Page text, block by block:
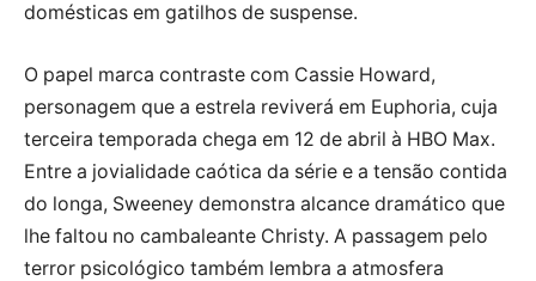
domésticas em gatilhos de suspense.
O papel marca contraste com Cassie Howard,
personagem que a estrela reviverá em Euphoria, cuja
terceira temporada chega em 12 de abril à HBO Max.
Entre a jovialidade caótica da série e a tensão contida
do longa, Sweeney demonstra alcance dramático que
lhe faltou no cambaleante Christy. A passagem pelo
terror psicológico também lembra a atmosfera